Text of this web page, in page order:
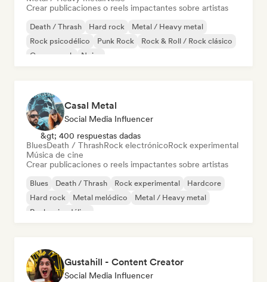
Crear publicaciones o reels impactantes sobre artistas
Death / Thrash Hard rock
Metal / Heavy metal
Rock psicodélico
Punk Rock
Rock & Roll / Rock clásico
Garage rock
Noise
Casal Metal
Social Media Influencer
&gt; 400 respuestas dadas
BluesDeath / ThrashRock electrónicoRock experimental
Música de cine
Crear publicaciones o reels impactantes sobre artistas
Blues Death / Thrash Rock experimental
Hardcore
Hard rock
Metal melódico
Metal / Heavy metal
Rock psicodélico
Gustahill - Content Creator
Social Media Influencer